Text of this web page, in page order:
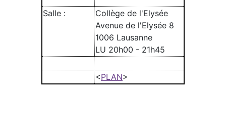
Salle :
Collège de l'Elysée
Avenue de l'Elysée 8
1006 Lausanne
LU 20h00 - 21h45
<PLAN>